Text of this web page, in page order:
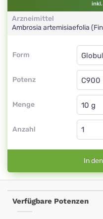
inkl.
Arzneimittel
Ambrosia artemisiaefolia
Form
Form
Potenz
Globuli
C900
Menge
Globuli
Anzahl
In
Verfügbare Potenzen